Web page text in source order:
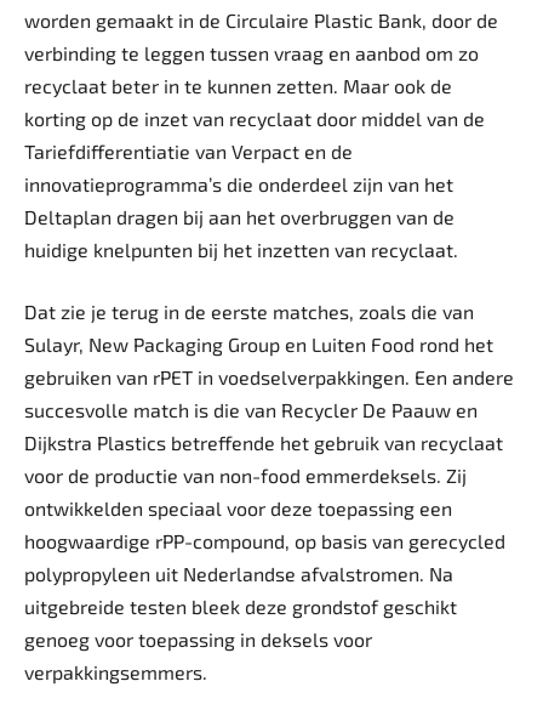
worden gemaakt in de Circulaire Plastic Bank, door de
verbinding te leggen tussen vraag en aanbod om zo
recyclaat beter in te kunnen zetten. Maar ook de
korting op de inzet van recyclaat door middel van de
Tariefdifferentiatie van Verpact en de
innovatieprogramma’s die onderdeel zijn van het
Deltaplan dragen bij aan het overbruggen van de
huidige knelpunten bij het inzetten van recyclaat.
Dat zie je terug in de eerste matches, zoals die van
Sulayr, New Packaging Group en Luiten Food rond het
gebruiken van rPET in voedselverpakkingen. Een andere
succesvolle match is die van Recycler De Paauw en
Dijkstra Plastics betreffende het gebruik van recyclaat
voor de productie van non-food emmerdeksels. Zij
ontwikkelden speciaal voor deze toepassing een
hoogwaardige rPP-compound, op basis van gerecycled
polypropyleen uit Nederlandse afvalstromen. Na
uitgebreide testen bleek deze grondstof geschikt
genoeg voor toepassing in deksels voor
verpakkingsemmers.